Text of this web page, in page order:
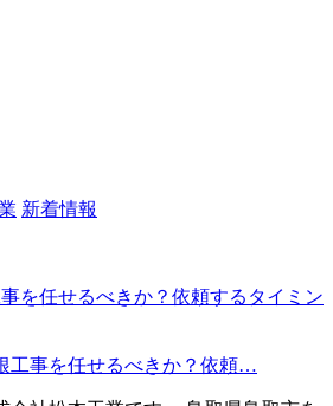
新着情報
工事を任せるべきか？依頼…